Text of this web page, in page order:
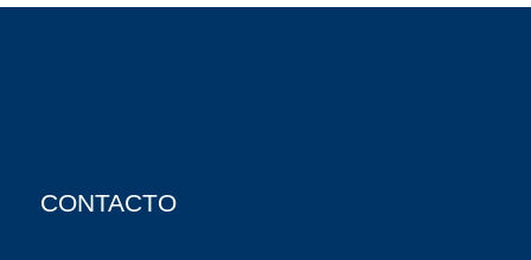
CONTACTO